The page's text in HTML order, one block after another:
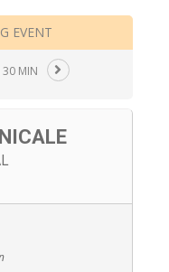
EVENT
30 MIN